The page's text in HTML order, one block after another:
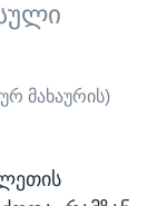
მახაურის)